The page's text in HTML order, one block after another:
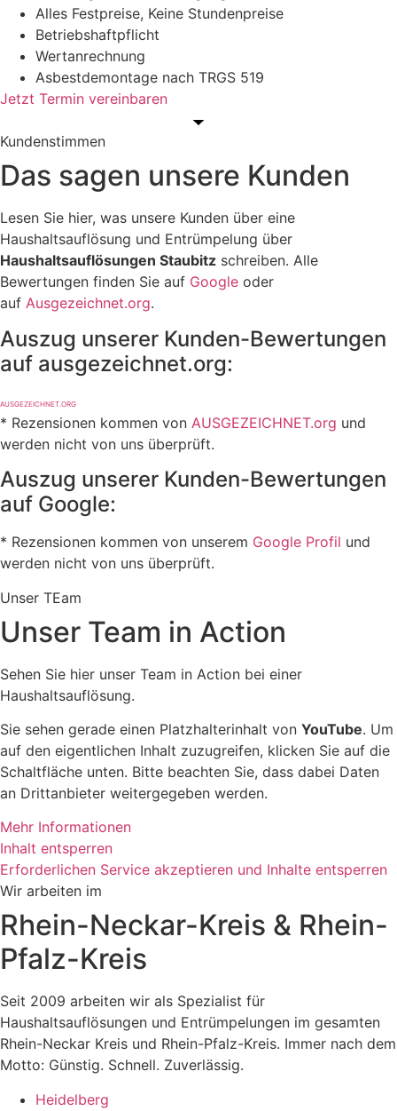
Alles Festpreise, Keine Stundenpreise
Betriebshaftpflicht
Wertanrechnung
Asbestdemontage nach TRGS 519
Jetzt Termin vereinbaren
Kundenstimmen
Das sagen unsere Kunden
Lesen Sie hier, was unsere Kunden über eine
Haushaltsauflösung und Entrümpelung über
Haushaltsauflösungen Staubitz schreiben. Alle
Bewertungen finden Sie auf Google oder
auf Ausgezeichnet.org.
Auszug unserer Kunden-Bewertungen
auf ausgezeichnet.org:
AUSGEZEICHNET.ORG
* Rezensionen kommen von AUSGEZEICHNET.org und
werden nicht von uns überprüft.
Auszug unserer Kunden-Bewertungen
auf Google:
* Rezensionen kommen von unserem Google Profil und
werden nicht von uns überprüft.
Unser TEam
Unser Team in Action
Sehen Sie hier unser Team in Action bei einer
Haushaltsauflösung.
Sie sehen gerade einen Platzhalterinhalt von YouTube. Um
auf den eigentlichen Inhalt zuzugreifen, klicken Sie auf die
Schaltfläche unten. Bitte beachten Sie, dass dabei Daten
an Drittanbieter weitergegeben werden.
Mehr Informationen
Inhalt entsperren
Erforderlichen Service akzeptieren und Inhalte entsperren
Wir arbeiten im
Rhein-Neckar-Kreis & Rhein-
Pfalz-Kreis
Seit 2009 arbeiten wir als Spezialist für
Haushaltsauflösungen und Entrümpelungen im gesamten
Rhein-Neckar Kreis und Rhein-Pfalz-Kreis. Immer nach dem
Motto: Günstig. Schnell. Zuverlässig.
Heidelberg